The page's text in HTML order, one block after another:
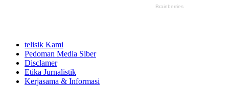
telisik Kami
Pedoman Media Siber
Disclamer
Etika Jurnalistik
Kerjasama & Informasi